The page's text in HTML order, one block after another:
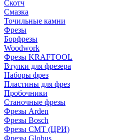
Скотч
Смазка
Точильные камни
Фрезы
Борфрезы
Woodwork
Фрезы KRAFTOOL
Втулки для фрезера
Наборы фрез
Пластины для фрез
Пробочники
Станочные фрезы
Фрезы Arden
Фрезы Bosch
Фрезы CMT (ЦРИ)
Фрезы Globus